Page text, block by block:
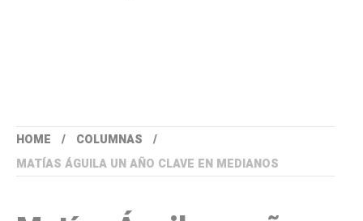
HOME
COLUMNAS
MATÍAS ÁGUILA UN AÑO CLAVE EN MEDIANOS